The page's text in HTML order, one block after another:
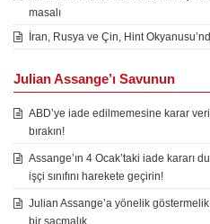
masalı
İran, Rusya ve Çin, Hint
Julian Assange’ı Savunun
ABD’ye iade edilmemesine karar
bırakın!
Assange’ın 4 Ocak’taki iade kararı
işçi sınıfını harekete geçirin!
Julian Assange’a yönelik göstermelik